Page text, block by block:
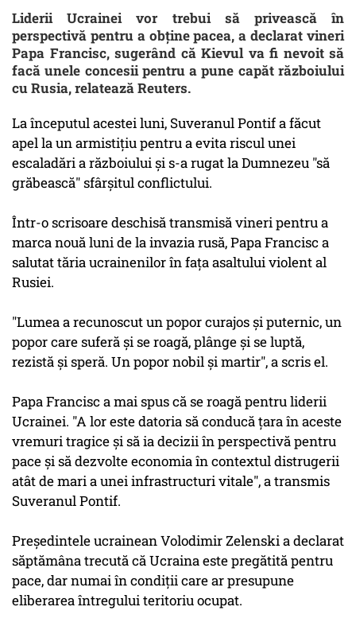
Liderii Ucrainei vor trebui să privească în
perspectivă pentru a obţine pacea, a declarat vineri
Papa Francisc, sugerând că Kievul va fi nevoit să
facă unele concesii pentru a pune capăt războiului
cu Rusia, relatează Reuters.
La începutul acestei luni, Suveranul Pontif a făcut
apel la un armistiţiu pentru a evita riscul unei
escaladări a războiului şi s-a rugat la Dumnezeu "să
grăbească" sfârşitul conflictului.
Într-o scrisoare deschisă transmisă vineri pentru a
marca nouă luni de la invazia rusă, Papa Francisc a
salutat tăria ucrainenilor în faţa asaltului violent al
Rusiei.
"Lumea a recunoscut un popor curajos şi puternic, un
popor care suferă şi se roagă, plânge şi se luptă,
rezistă şi speră. Un popor nobil şi martir", a scris el.
Papa Francisc a mai spus că se roagă pentru liderii
Ucrainei. "A lor este datoria să conducă ţara în aceste
vremuri tragice şi să ia decizii în perspectivă pentru
pace şi să dezvolte economia în contextul distrugerii
atât de mari a unei infrastructuri vitale", a transmis
Suveranul Pontif.
Preşedintele ucrainean Volodimir Zelenski a declarat
săptămâna trecută că Ucraina este pregătită pentru
pace, dar numai în condiţii care ar presupune
eliberarea întregului teritoriu ocupat.